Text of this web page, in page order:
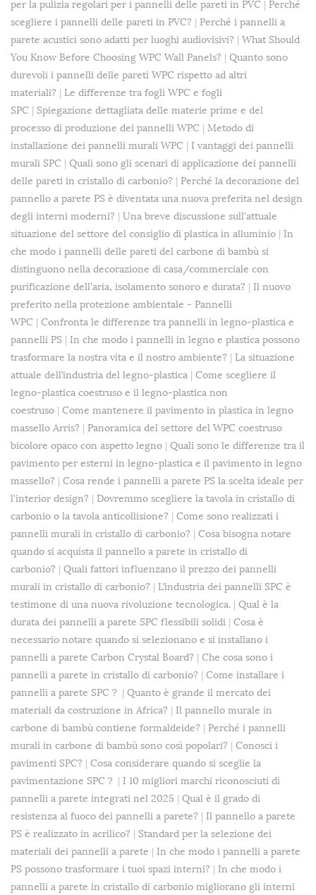
per la pulizia regolari per i pannelli delle pareti in PVC | Perché
scegliere i pannelli delle pareti in PVC? | Perché i pannelli a
parete acustici sono adatti per luoghi audiovisivi? | What Should
You Know Before Choosing WPC Wall Panels? | Quanto sono
durevoli i pannelli delle pareti WPC rispetto ad altri
materiali? | Le differenze tra fogli WPC e fogli
SPC | Spiegazione dettagliata delle materie prime e del
processo di produzione dei pannelli WPC | Metodo di
installazione dei pannelli murali WPC | I vantaggi dei pannelli
murali SPC | Quali sono gli scenari di applicazione dei pannelli
delle pareti in cristallo di carbonio? | Perché la decorazione del
pannello a parete PS è diventata una nuova preferita nel design
degli interni moderni? | Una breve discussione sull'attuale
situazione del settore del consiglio di plastica in alluminio | In
che modo i pannelli delle pareti del carbone di bambù si
distinguono nella decorazione di casa/commerciale con
purificazione dell'aria, isolamento sonoro e durata? | Il nuovo
preferito nella protezione ambientale - Pannelli
WPC | Confronta le differenze tra pannelli in legno-plastica e
pannelli PS | In che modo i pannelli in legno e plastica possono
trasformare la nostra vita e il nostro ambiente? | La situazione
attuale dell’industria del legno-plastica | Come scegliere il
legno-plastica coestruso e il legno-plastica non
coestruso | Come mantenere il pavimento in plastica in legno
massello Arris? | Panoramica del settore del WPC coestruso
bicolore opaco con aspetto legno | Quali sono le differenze tra il
pavimento per esterni in legno-plastica e il pavimento in legno
massello? | Cosa rende i pannelli a parete PS la scelta ideale per
l'interior design? | Dovremmo scegliere la tavola in cristallo di
carbonio o la tavola anticollisione? | Come sono realizzati i
pannelli murali in cristallo di carbonio? | Cosa bisogna notare
quando si acquista il pannello a parete in cristallo di
carbonio? | Quali fattori influenzano il prezzo dei pannelli
murali in cristallo di carbonio? | L’industria dei pannelli SPC è
testimone di una nuova rivoluzione tecnologica. | Qual è la
durata dei pannelli a parete SPC flessibili solidi | Cosa è
necessario notare quando si selezionano e si installano i
pannelli a parete Carbon Crystal Board? | Che cosa sono i
pannelli a parete in cristallo di carbonio? | Come installare i
pannelli a parete SPC？ | Quanto è grande il mercato dei
materiali da costruzione in Africa? | Il pannello murale in
carbone di bambù contiene formaldeide? | Perché i pannelli
murali in carbone di bambù sono così popolari? | Conosci i
pavimenti SPC? | Cosa considerare quando si sceglie la
pavimentazione SPC？ | I 10 migliori marchi riconosciuti di
pannelli a parete integrati nel 2025 | Qual è il grado di
resistenza al fuoco dei pannelli a parete? | Il pannello a parete
PS è realizzato in acrilico? | Standard per la selezione dei
materiali dei pannelli a parete | In che modo i pannelli a parete
PS possono trasformare i tuoi spazi interni? | In che modo i
pannelli a parete in cristallo di carbonio migliorano gli interni